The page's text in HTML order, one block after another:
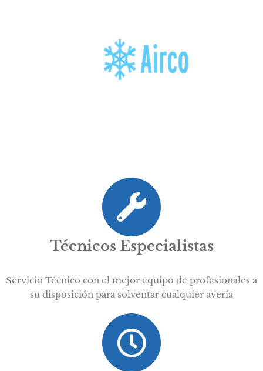
Técnicos Especialistas
Servicio Técnico con el mejor equipo de profesionales a
su disposición para solventar cualquier avería